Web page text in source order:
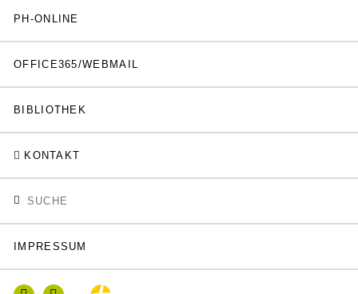
PH-ONLINE
OFFICE365/WEBMAIL
BIBLIOTHEK
KONTAKT
IMPRESSUM